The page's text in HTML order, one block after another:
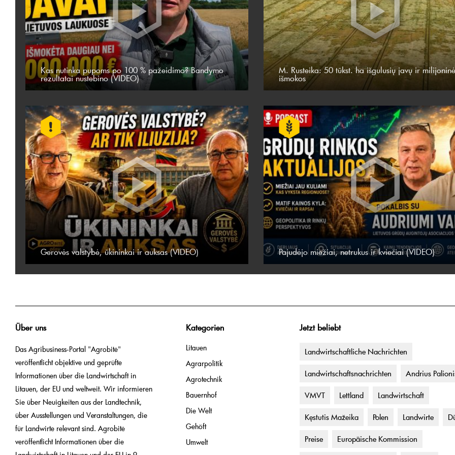
Kas nutinka pupoms po 100 % pažeidimo? Bandymo
rezultatai nustebino (VIDEO)
M. Rusteika: 50 tūkst. ha išgulusių javų ir
išmokos
Gerovės valstybė, ūkininkai ir auksas (VIDEO) Pajudėjo miežiai, netrukus ir kviečiai (VIDEO)
Über uns
Das Agribusiness-Portal "Agrobitė"
veröffentlicht objektive und geprüfte
Informationen über die Landwirtschaft in
Litauen, der EU und weltweit. Wir informieren
Sie über Neuigkeiten aus der Landtechnik,
über Ausstellungen und Veranstaltungen, die
für Landwirte relevant sind. Agrobitė
veröffentlicht Informationen über die
Jetzt beliebt
Landwirtschaftliche Nachrichten
Landwirtschaftsnachrichten Andrius
VMVT Lettland Landwirtschaft
Kęstutis Mažeika Polen Landwirte
Preise Europäische Kommission
Kategorien
Litauen
Agrarpolitik
Agrotechnik
Bauernhof
Die Welt
Gehöft
Umwelt